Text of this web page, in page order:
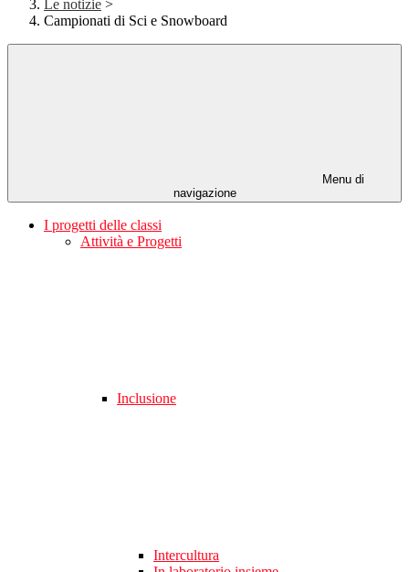
Le notizie >
Campionati di Sci e Snowboard
Menu di
navigazione
I progetti delle classi
Attività e Progetti
Inclusione
Intercultura